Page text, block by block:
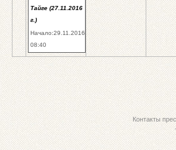
Тайге (27.11.2016
г.)
Начало:29.11.2016
08:40
Контакты